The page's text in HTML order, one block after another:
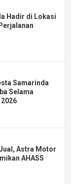
Hadir di Lokasi
Samarinda
Selama
Astra Motor
AHASS